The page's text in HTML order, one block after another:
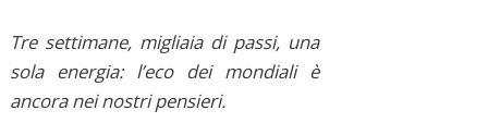
Tre settimane, migliaia di passi, una
sola energia: l’eco dei mondiali è
ancora nei nostri pensieri.